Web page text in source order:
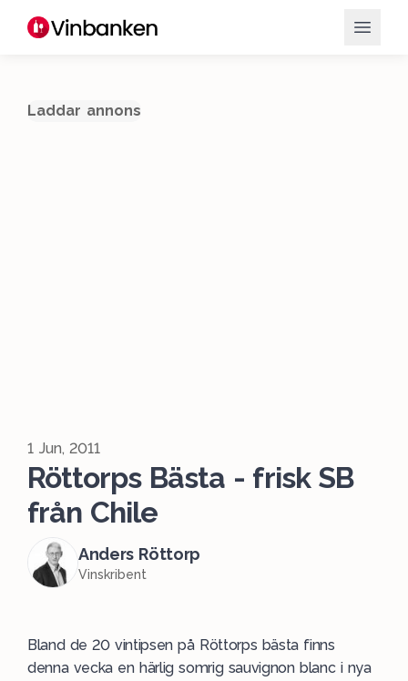
Laddar annons
1 Jun, 2011
Röttorps Bästa - frisk SB
från Chile
Anders Röttorp
Vinskribent
Bland de 20 vintipsen på Röttorps bästa finns
denna vecka en härlig somrig sauvignon blanc i nya